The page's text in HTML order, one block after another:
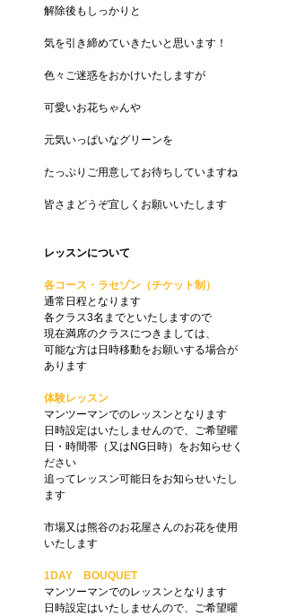
解除後もしっかりと
気を引き締めていきたいと思います！
色々ご迷惑をおかけいたしますが
可愛いお花ちゃんや
元気いっぱいなグリーンを
たっぷりご用意してお待ちしていますね
皆さまどうぞ宜しくお願いいたします
レッスンについて
各コース・ラセゾン（チケット制）
通常日程となります
各クラス3名までといたしますので
現在満席のクラスにつきましては、
可能な方は日時移動をお願いする場合が
あります
体験レッスン
マンツーマンでのレッスンとなります
日時設定はいたしませんので、ご希望曜
日・時間帯（又はNG日時）をお知らせく
ださい
追ってレッスン可能日をお知らせいたし
ます
市場又は熊谷のお花屋さんのお花を使用
いたします
1DAY　BOUQUET
マンツーマンでのレッスンとなります
日時設定はいたしませんので、ご希望曜